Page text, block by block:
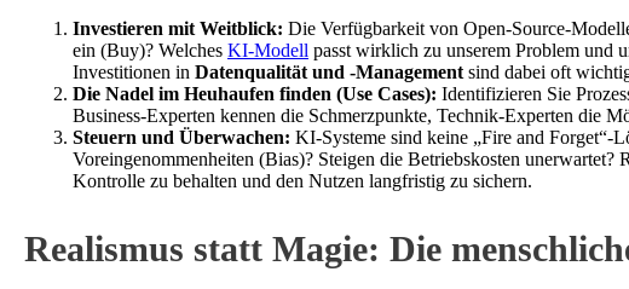
Investieren mit Weitblick: Die Verfügbarkeit von Open-Source-
ein (Buy)? Welches KI-Modell passt wirklich zu unserem Problem und
Investitionen in Datenqualität und -Management sind dabei oft
Die Nadel im Heuhaufen finden (Use Cases): Identifizieren Sie
Business-Experten kennen die Schmerzpunkte, Technik-Experten die
Steuern und Überwachen: KI-Systeme sind keine „Fire and Forget“-
Voreingenommenheiten (Bias)? Steigen die Betriebskosten unerwartet?
Kontrolle zu behalten und den Nutzen langfristig zu sichern.
Realismus statt Magie: Die